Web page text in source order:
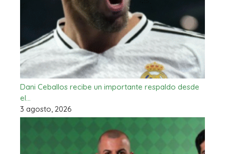
Dani Ceballos recibe un importante respaldo desde
el…
3 agosto, 2026